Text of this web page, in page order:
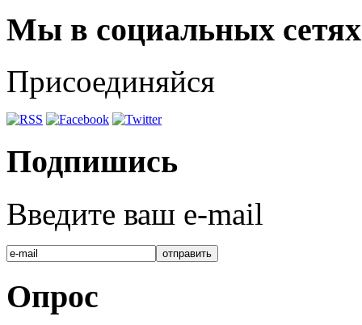
Мы в социальных сетях
Присоединяйся
Подпишись
Введите ваш e-mail
Опрос